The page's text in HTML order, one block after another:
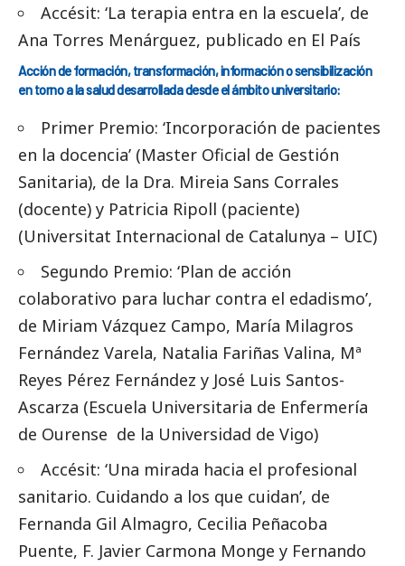
Accésit: ‘La terapia entra en la escuela’, de
Ana Torres Menárguez, publicado en El País
Acción de formación, transformación, información o sensibilización
en torno a la salud desarrollada desde el ámbito universitario:
Primer Premio: ‘Incorporación de pacientes
en la docencia’ (Master Oficial de Gestión
Sanitaria), de la Dra. Mireia Sans Corrales
(docente) y Patricia Ripoll (paciente)
(Universitat Internacional de Catalunya – UIC)
Segundo Premio: ‘Plan de acción
colaborativo para luchar contra el edadismo’,
de Miriam Vázquez Campo, María Milagros
Fernández Varela, Natalia Fariñas Valina, Mª
Reyes Pérez Fernández y José Luis Santos-
Ascarza (Escuela Universitaria de Enfermería
de Ourense de la Universidad de Vigo)
Accésit: ‘Una mirada hacia el profesional
sanitario. Cuidando a los que cuidan’, de
Fernanda Gil Almagro, Cecilia Peñacoba
Puente, F. Javier Carmona Monge y Fernando